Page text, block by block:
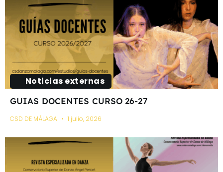
Noticias externas
GUIAS DOCENTES CURSO 26-27
CSD DE MÁLAGA 1 julio, 2026